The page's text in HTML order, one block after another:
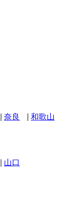
奈良 和歌山
山口